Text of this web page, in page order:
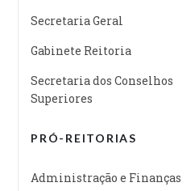
Secretaria Geral
Gabinete Reitoria
Secretaria dos Conselhos
Superiores
PRÓ-REITORIAS
Administração e Finanças